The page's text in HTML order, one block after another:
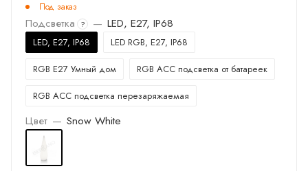
Под заказ
Подсветка ? — LED, E27, IP68
LED, E27, IP68 LED RGB, E27, IP68
RGB E27 Умный дом RGB ACC подсветка от батареек
RGB ACC подсветка перезаряжаемая
Цвет — Snow White